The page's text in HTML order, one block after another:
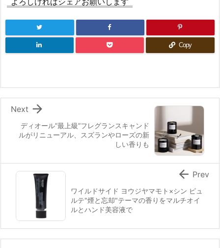
Copy
ディオール”最上級”フレグランスキャンド
ルがリニューアル、スズランやローズの新
しい香りも

Next
ワイルドサイド ヨウジヤマモト×シン ピュ
ルテ"煙と忘却"テーマの香りをマルチオイ
ルとハンド美容液で
 Prev